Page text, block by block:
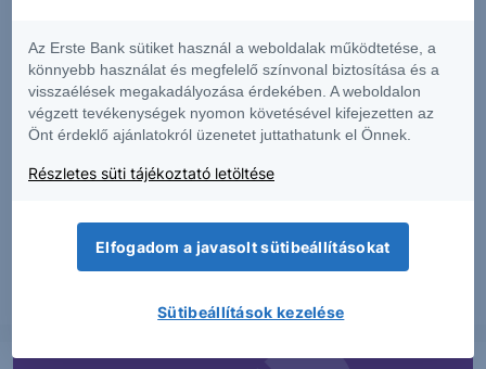
eredmény
PIACI HÍREK
Az Erste Bank sütiket használ a weboldalak működtetése, a
könnyebb használat és megfelelő színvonal biztosítása és a
visszaélések megakadályozása érdekében. A weboldalon
végzett tevékenységek nyomon követésével kifejezetten az
Önt érdeklő ajánlatokról üzenetet juttathatunk el Önnek.
Részletes süti tájékoztató letöltése
Elfogadom a javasolt sütibeállításokat
Sütibeállítások kezelése